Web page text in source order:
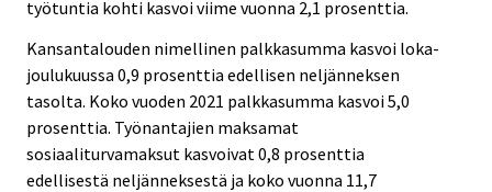
työtuntia kohti kasvoi viime vuonna 2,1 prosenttia.
Kansantalouden nimellinen palkkasumma kasvoi loka-
joulukuussa 0,9 prosenttia edellisen neljänneksen
tasolta. Koko vuoden 2021 palkkasumma kasvoi 5,0
prosenttia. Työnantajien maksamat
sosiaaliturvamaksut kasvoivat 0,8 prosenttia
edellisestä neljänneksestä ja koko vuonna 11,7